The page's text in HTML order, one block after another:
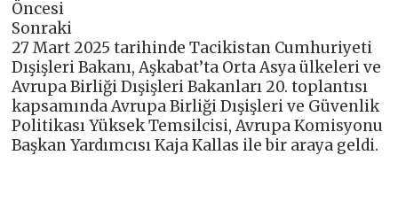
Öncesi
Sonraki
27 Mart 2025 tarihinde Tacikistan Cumhuriyeti
Dışişleri Bakanı, Aşkabat’ta Orta Asya ülkeleri ve
Avrupa Birliği Dışişleri Bakanları 20. toplantısı
kapsamında Avrupa Birliği Dışişleri ve Güvenlik
Politikası Yüksek Temsilcisi, Avrupa Komisyonu
Başkan Yardımcısı Kaja Kallas ile bir araya geldi.